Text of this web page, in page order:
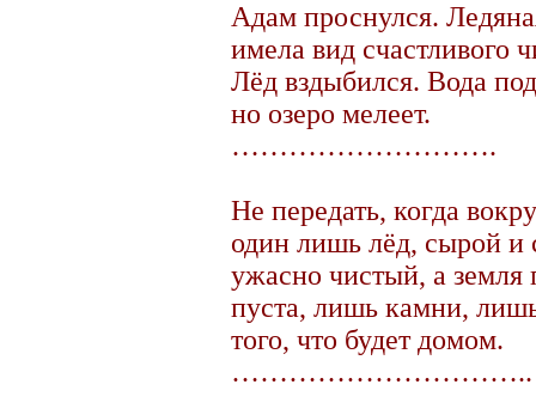
Адам проснулся.
имела вид счастливого
Лёд вздыбился. Вода
но озеро мелеет.
……………………….
Не передать, когда
один лишь лёд, сырой и
ужасно чистый, а земля
пуста, лишь камни,
того, что будет домом.
…………………………..